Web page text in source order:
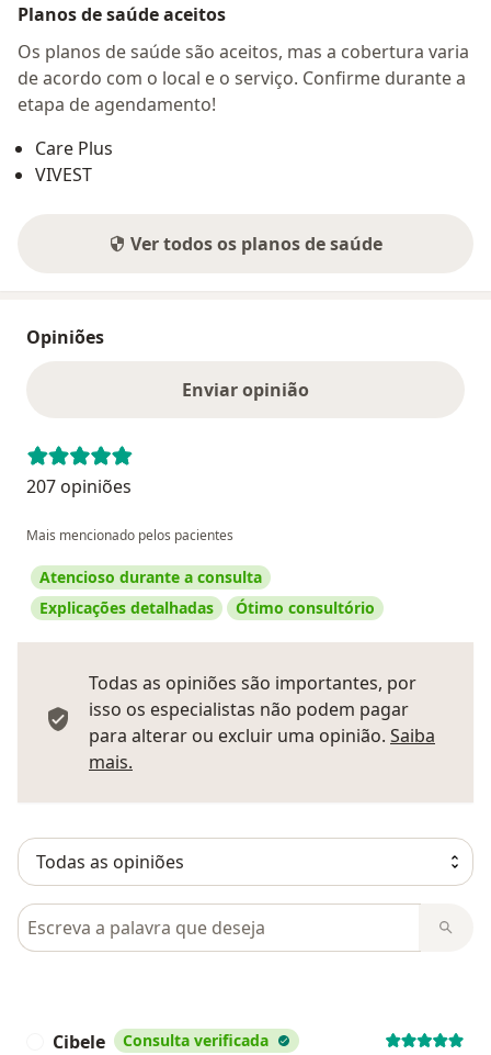
Planos de saúde aceitos
Os planos de saúde são aceitos, mas a cobertura varia
de acordo com o local e o serviço. Confirme durante a
etapa de agendamento!
Care Plus
VIVEST
Ver todos os planos de saúde
Opiniões
Enviar opinião
207 opiniões
Mais mencionado pelos pacientes
Atencioso durante a consulta
Explicações detalhadas
Ótimo consultório
Todas as opiniões são importantes, por
isso os especialistas não podem pagar
para alterar ou excluir uma opinião. Saiba
mais.
Pesquisar em opiniões
Cibele Consulta verificada